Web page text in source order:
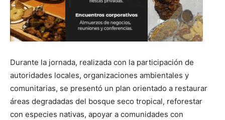
Durante la jornada, realizada con la participación de
autoridades locales, organizaciones ambientales y
comunitarias, se presentó un plan orientado a restaurar
áreas degradadas del bosque seco tropical, reforestar
con especies nativas, apoyar a comunidades con